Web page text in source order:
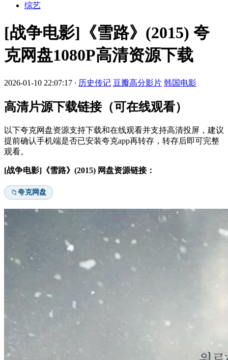
综艺
[战争电影]《雪路》(2015) 夸
克网盘1080P高清资源下载
2026-01-10 22:07:17 · 历史传记 豆瓣高分影片 韩国电影
高清片源下载链接（可在线观看）
以下夸克网盘资源支持下载和在线观看并支持高清投屏，建议
提前确认手机端是否已安装夸克app再转存，转存后即可完整
观看。
[战争电影]《雪路》(2015) 网盘资源链接：
📁夸克网盘